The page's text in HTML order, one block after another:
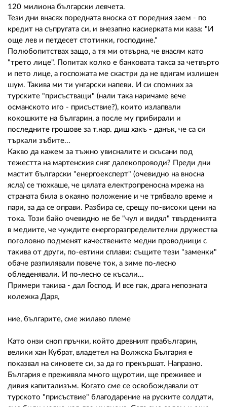
120 милиона български левчета.
Тези дни внасях поредната вноска от поредния заем - по
кредит на съпругата си, и внезапно касиерката ми каза: "И
още лев и петдесет стотинки, господине."
Полюбопитствах защо, а тя ми отвърна, че внасям като
"трето лице". Попитах колко е банковата такса за четвърто
и пето лице, а госпожата ме скастри да не вдигам излишен
шум. Такива ми ти унгарски напеви. И си спомних за
турските "присъстващи" (нали така наричаме вече
османското иго - присъствие?), които излапвали
кокошките на българин, а после му прибирали и
последните грошове за т.нар. диш хакъ - данък, че са си
търкали зъбите...
Какво да кажем за тъжно увисналите и скъсани под
тежестта на мартенския сняг далекопроводи? Преди дни
мастит български "енергоексперт" (очевидно на вносна
ясла) се тюхкаше, че цялата електропреносна мрежа на
страната била в окаяно положение и че трябвало време и
пари, за да се оправи. Разбира се, срещу по-високи цени на
тока. Този байо очевидно не бе "чул и видял" твърденията
в медиите, че чуждите енергоразпределителни дружества
поголовно подменят качествените медни проводници с
такива от други, по-евтини сплави: същите тези "заменки"
обаче разпилявали повече ток, а зиме по-лесно
обледенявали. И по-лесно се късали...
Примери такива - дал Господ. И все пак, драга непозната
колежка Даря,
ние, българите, сме жилаво племе
Като онзи сноп пръчки, който древният прабългарин,
велики хан Кубрат, владетел на Волжска България е
показвал на синовете си, за да го прекършат. Напразно.
България е преживяла много щуротии, ще преживее и
дивия капитализъм. Когато сме се освобождавали от
турското "присъствие" благодарение на руските солдати,